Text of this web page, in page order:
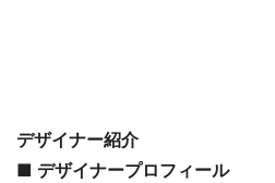
デザイナー紹介
■ デザイナープロフィール